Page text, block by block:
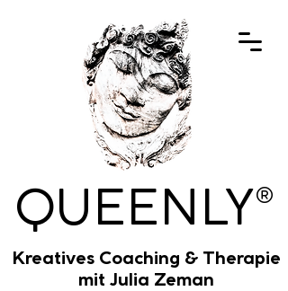
QUEENLY®
Kreatives Coaching & Therapie
mit Julia Zeman